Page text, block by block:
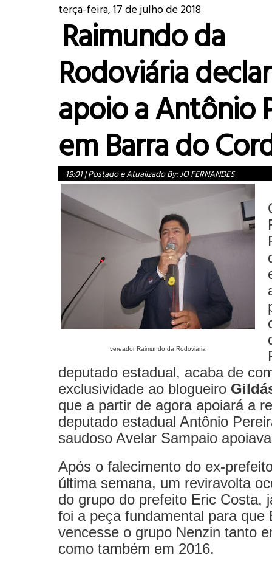
terça-feira, 17 de julho de 2018
Raimundo da
Rodoviária
apoio a Antônio
em Barra do
19:01|Postado e Atualizado By:JO FERNANDES
vereador Raimundo da Rodoviária
deputado estadual, acaba de
exclusividade ao blogueiro
que a partir de agora apoiará a
deputado estadual Antônio
saudoso Avelar Sampaio
Após o falecimento do ex-
última semana, um reviravolta
do grupo do prefeito Eric Costa,
foi a peça fundamental para que
vencesse o grupo Nenzin tanto
como também em 2016.